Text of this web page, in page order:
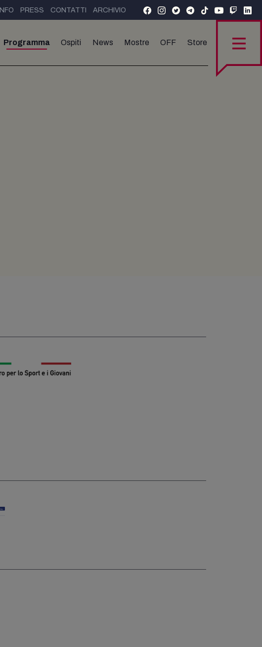
INFO PRESS CONTATTI ARCHIVIO
Programma Ospiti News Mostre OFF Store